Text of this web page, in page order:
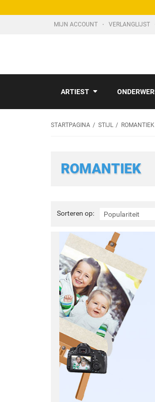
MIJN ACCOUNT VERLANGLIJST
ARTIEST
STARTPAGINA STIJL ROMANTIEK
ROMANTIEK
Sorteren op: Populariteit
Sorteren
op: